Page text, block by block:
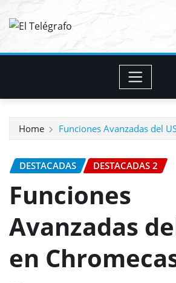
Home Funciones Avanzadas del
DESTACADAS DESTACADAS 2
Funciones
Avanzadas
en